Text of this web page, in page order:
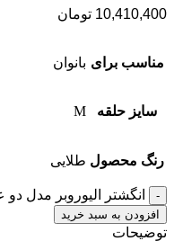
10,410,400 تومان
مناسب برای بانوان
سایز حلقه M
رنگ محصول طلایی
انگشتر الیوروبر مدل دو
افزودن به سبد خرید
توضیحات